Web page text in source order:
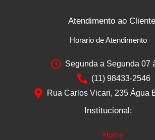
Atendimento ao
Horario de Atendimento
Segunda a Segunda 07
(11) 98433-2546
Rua Carlos Vicari, 235 Água
Institucional:
Home